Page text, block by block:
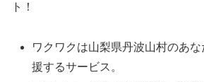
ト！
ワクワクは山梨県丹波山村のあ
援するサービス。